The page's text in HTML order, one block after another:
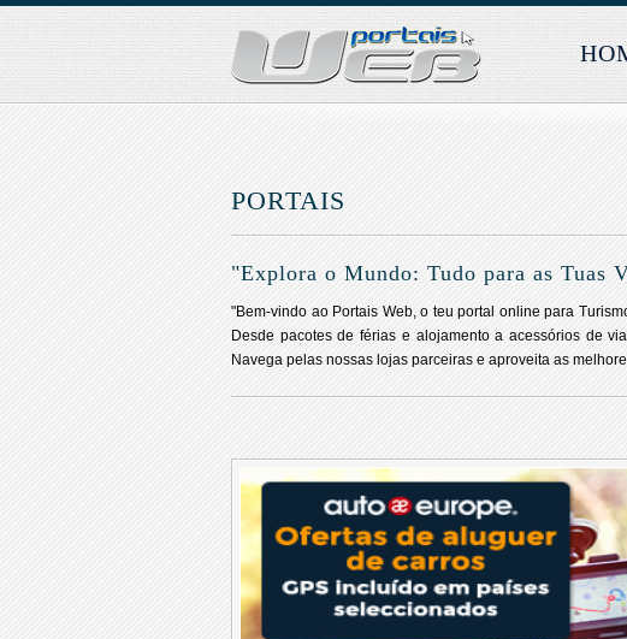
PORTAIS
"Explora o Mundo: Tudo para as Tuas
"Bem-vindo ao Portais Web, o teu portal online para
Desde pacotes de férias e alojamento a acessórios de
Navega pelas nossas lojas parceiras e aproveita as